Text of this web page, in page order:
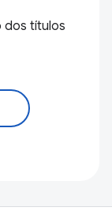
dos títulos